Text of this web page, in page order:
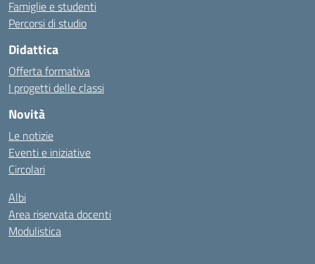
Famiglie e studenti
Percorsi di studio
Didattica
Offerta formativa
I progetti delle classi
Novità
Le notizie
Eventi e iniziative
Circolari
Albi
Area riservata docenti
Modulistica